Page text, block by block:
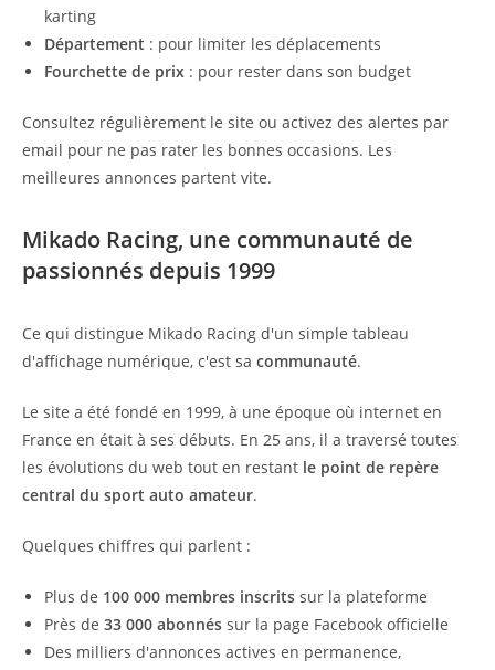
karting
Département : pour limiter les déplacements
Fourchette de prix : pour rester dans son budget
Consultez régulièrement le site ou activez des alertes par
email pour ne pas rater les bonnes occasions. Les
meilleures annonces partent vite.
Mikado Racing, une communauté de
passionnés depuis 1999
Ce qui distingue Mikado Racing d'un simple tableau
d'affichage numérique, c'est sa communauté.
Le site a été fondé en 1999, à une époque où internet en
France en était à ses débuts. En 25 ans, il a traversé toutes
les évolutions du web tout en restant le point de repère
central du sport auto amateur.
Quelques chiffres qui parlent :
Plus de 100 000 membres inscrits sur la plateforme
Près de 33 000 abonnés sur la page Facebook officielle
Des milliers d'annonces actives en permanence,